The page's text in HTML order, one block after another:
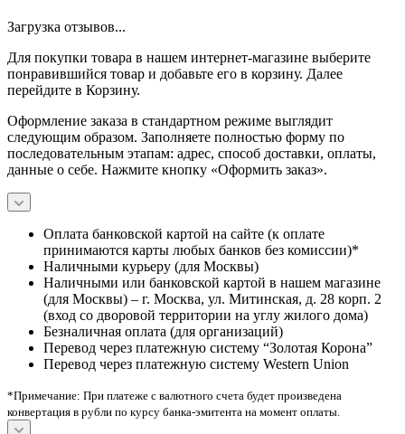
Загрузка отзывов...
Для покупки товара в нашем интернет-магазине выберите
понравившийся товар и добавьте его в корзину. Далее
перейдите в Корзину.
Оформление заказа в стандартном режиме выглядит
следующим образом. Заполняете полностью форму по
последовательным этапам: адрес, способ доставки, оплаты,
данные о себе. Нажмите кнопку «Оформить заказ».
Оплата банковской картой на сайте (к оплате
принимаются карты любых банков без комиссии)*
Наличными курьеру (для Москвы)
Наличными или банковской картой в нашем магазине
(для Москвы) – г. Москва, ул. Митинская, д. 28 корп. 2
(вход со дворовой территории на углу жилого дома)
Безналичная оплата (для организаций)
Перевод через платежную систему “Золотая Корона”
Перевод через платежную систему Western Union
*Примечание: При платеже с валютного счета будет произведена
конвертация в рубли по курсу банка-эмитента на момент оплаты.